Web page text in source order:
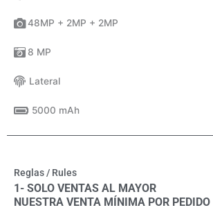
48MP + 2MP + 2MP
8 MP
Lateral
5000 mAh
Reglas / Rules
1- SOLO VENTAS AL MAYOR
NUESTRA VENTA MÍNIMA POR PEDIDO